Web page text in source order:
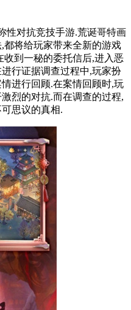
性对抗竞技手游.荒诞哥特画
都将给玩家带来全新的游戏
到一秘的委托信后,进入恶
行证据调查过程中,玩家扮
进行回顾.在案情回顾时,玩
烈的对抗.而在调查的过程,
思议的真相.